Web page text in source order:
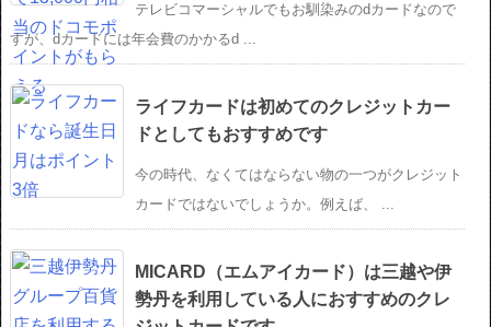
テレビコマーシャルでもお馴染みのdカードなので
すが、dカードには年会費のかかるd ...
ライフカードは初めてのクレジットカー
ドとしてもおすすめです
今の時代、なくてはならない物の一つがクレジット
カードではないでしょうか。例えば、 ...
MICARD（エムアイカード）は三越や伊
勢丹を利用している人におすすめのクレ